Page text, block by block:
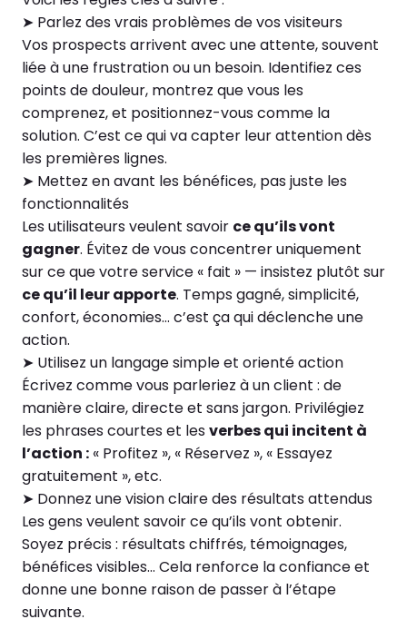
➤ Parlez des vrais problèmes de vos visiteurs
Vos prospects arrivent avec une attente, souvent
liée à une frustration ou un besoin. Identifiez ces
points de douleur, montrez que vous les
comprenez, et positionnez-vous comme la
solution. C’est ce qui va capter leur attention dès
les premières lignes.
➤ Mettez en avant les bénéfices, pas juste les
fonctionnalités
Les utilisateurs veulent savoir ce qu’ils vont
gagner. Évitez de vous concentrer uniquement
sur ce que votre service « fait » — insistez plutôt sur
ce qu’il leur apporte. Temps gagné, simplicité,
confort, économies… c’est ça qui déclenche une
action.
➤ Utilisez un langage simple et orienté action
Écrivez comme vous parleriez à un client : de
manière claire, directe et sans jargon. Privilégiez
les phrases courtes et lesverbes qui incitent à
l’action : « Profitez », « Réservez », « Essayez
gratuitement », etc.
➤ Donnez une vision claire des résultats attendus
Les gens veulent savoir ce qu’ils vont obtenir.
Soyez précis : résultats chiffrés, témoignages,
bénéfices visibles… Cela renforce la confiance et
donne une bonne raison de passer à l’étape
suivante.